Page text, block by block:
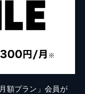
額プラン」会員が